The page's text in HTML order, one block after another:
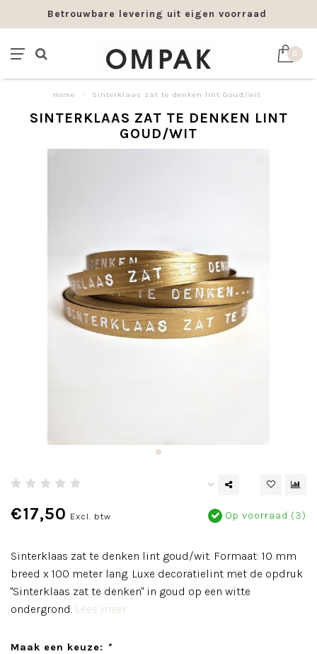
Betrouwbare levering uit eigen voorraad
0
Home Sinterklaas zat te denken lint Goud/wit
SINTERKLAAS ZAT TE DENKEN LINT
GOUD/WIT
€17,50 Excl. btw Op voorraad (3)
Sinterklaas zat te denken lint goud/wit. Formaat: 10 mm
breed x 100 meter lang. Luxe decoratielint met de opdruk
"Sinterklaas zat te denken" in goud op een witte
ondergrond. Lees meer..
Maak een keuze: *